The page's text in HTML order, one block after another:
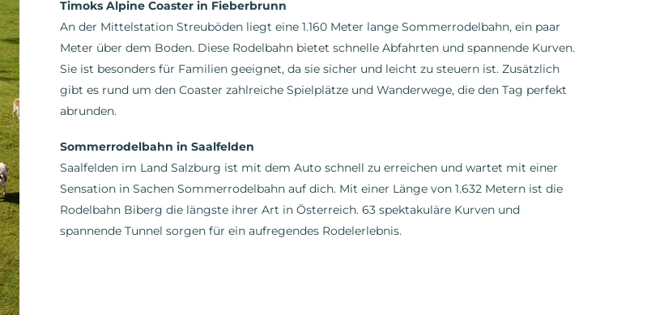
Timoks Alpine Coaster in Fieberbrunn
An der Mittelstation Streuböden liegt eine 1.160 Meter lange Sommerrodelbahn, ein paar
Meter über dem Boden. Diese Rodelbahn bietet schnelle Abfahrten und spannende Kurven.
Sie ist besonders für Familien geeignet, da sie sicher und leicht zu steuern ist. Zusätzlich
gibt es rund um den Coaster zahlreiche Spielplätze und Wanderwege, die den Tag perfekt
abrunden.
Sommerrodelbahn in Saalfelden
Saalfelden im Land Salzburg ist mit dem Auto schnell zu erreichen und wartet mit einer
Sensation in Sachen Sommerrodelbahn auf dich. Mit einer Länge von 1.632 Metern ist die
Rodelbahn Biberg die längste ihrer Art in Österreich. 63 spektakuläre Kurven und
spannende Tunnel sorgen für ein aufregendes Rodelerlebnis.